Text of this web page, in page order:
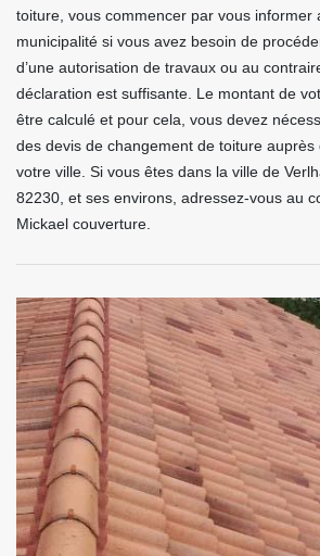
toiture, vous commencer par vous informer
municipalité si vous avez besoin de
d’une autorisation de travaux ou au
déclaration est suffisante. Le montant de
être calculé et pour cela, vous devez
des devis de changement de toiture
votre ville. Si vous êtes dans la ville de
82230, et ses environs, adressez-vous au
Mickael couverture.